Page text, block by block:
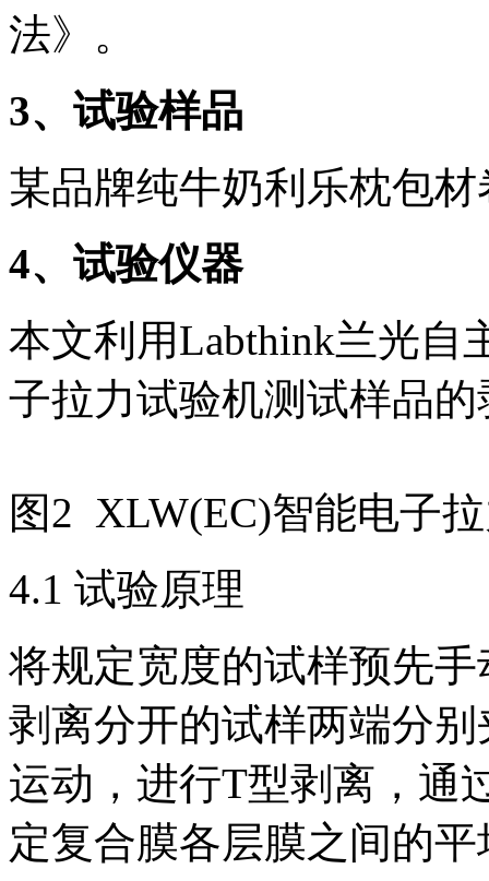
法》。
3、试验样品
某品牌纯牛奶利乐枕包材
4、试验仪器
本文利用Labthink兰光自
子拉力试验机测试样品
图2 XLW(EC)智能电子
4.1 试验原理
将规定宽度的试样预先
剥离分开的试样两端分
运动，进行T型剥离，通
定复合膜各层膜之间的